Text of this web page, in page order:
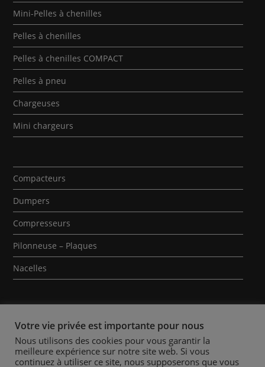
Mini-Pelles à chenilles
Pelles à chenilles
Pelles à chenilles COMPACT
Pelles à pneu
Chargeuses
Mini chargeurs
Compacteurs
Dumpers
Compresseurs
Pilonneuse – Plaques
Nacelles
Qui sommes-nous ? Contact Mentions Légales
Votre vie privée est importante pour nous
Nous utilisons des cookies pour vous garantir la
meilleure expérience sur notre site web. Si vous
continuez à utiliser ce site, nous supposerons que vous